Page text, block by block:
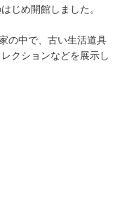
じめ開館しました。
の中で、古い生活道具
クションなどを展示し